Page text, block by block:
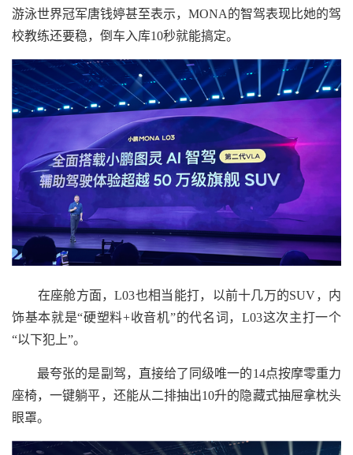
游泳世界冠军唐钱婷甚至表示，MONA的智驾表现比她的驾
校教练还要稳，倒车入库10秒就能搞定。
在座舱方面，L03也相当能打，以前十几万的SUV，内
饰基本就是“硬塑料+收音机”的代名词，L03这次主打一个
“以下犯上”。
最夸张的是副驾，直接给了同级唯一的14点按摩零重力
座椅，一键躺平，还能从二排抽出10升的隐藏式抽屉拿枕头
眼罩。